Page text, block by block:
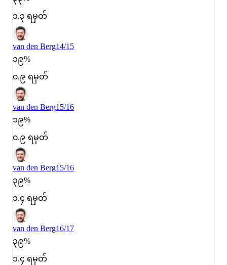
၁.၃ ရမှတ်
van den Berg14/15
၁၉%
၀.၉ ရမှတ်
van den Berg15/16
၁၉%
၀.၉ ရမှတ်
van den Berg15/16
၃၉%
၁.၄ ရမှတ်
van den Berg16/17
၃၉%
၁.၄ ရမှတ်